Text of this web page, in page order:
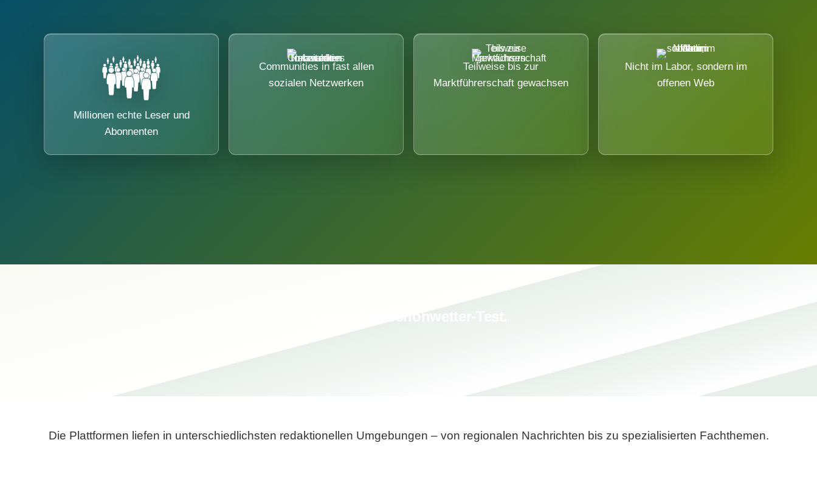
Millionen echte Leser und
Abonnenten
Communities in fast allen
sozialen Netzwerken
Teilweise bis zur
Marktführerschaft gewachsen
Nicht im Labor, sondern im
offenen Web
Die Plattformen liefen in unterschiedlichsten redaktionellen Umgebungen – von regionalen Nachrichten bis zu spezialisierten Fachthemen.